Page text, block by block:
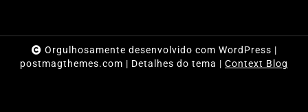
Orgulhosamente desenvolvido com WordPress |
postmagthemes.com | Detalhes do tema | Context Blog